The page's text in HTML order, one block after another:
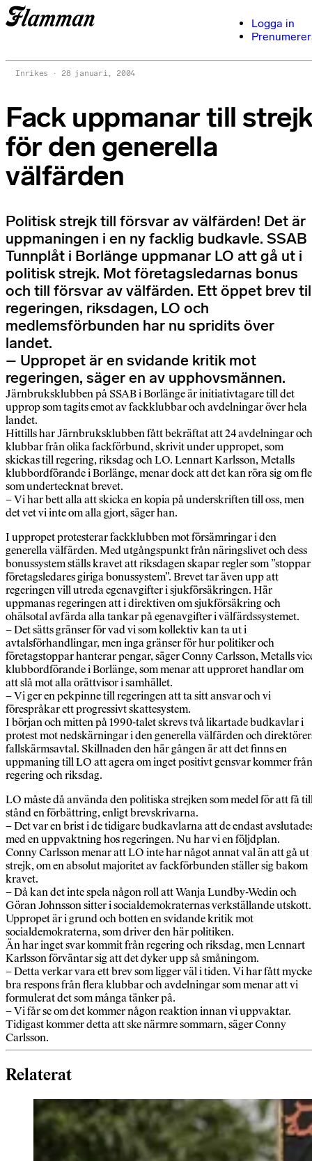
Logga in
Inrikes 28 januari, 2004
Fack uppmanar till
för den generella
välfärden
Politisk strejk till försvar av välfärden! Det är
uppmaningen i en ny facklig budkavle. SSAB
Tunnplåt i Borlänge uppmanar LO att gå ut i
politisk strejk. Mot företagsledarnas bonus
och till försvar av välfärden. Ett öppet brev
regeringen, riksdagen, LO och
medlemsförbunden har nu spridits över
landet.
– Uppropet är en svidande kritik mot
regeringen, säger en av upphovsmännen.
Järnbruksklubben på SSAB i Borlänge är initiativtagare till det
upprop som tagits emot av fackklubbar och avdelningar över hela
landet.
Hittills har Järnbruksklubben fått bekräftat att 24 avdelningar och
klubbar från olika fackförbund, skrivit under uppropet, som
skickas till regering, riksdag och LO. Lennart Karlsson, Metalls
klubbordförande i Borlänge, menar dock att det kan röra sig om
som undertecknat brevet.
– Vi har bett alla att skicka en kopia på underskriften till oss, men
det vet vi inte om alla gjort, säger han.
I uppropet protesterar fackklubben mot försämringar i den
generella välfärden. Med utgångspunkt från näringslivet och dess
bonussystem ställs kravet att riksdagen skapar regler som ”stoppar
företagsledares giriga bonussystem”. Brevet tar även upp att
regeringen vill utreda egenavgifter i sjukförsäkringen. Här
uppmanas regeringen att i direktiven om sjukförsäkring och
ohälsotal avfärda alla tankar på egenavgifter i välfärdssystemet.
– Det sätts gränser för vad vi som kollektiv kan ta ut i
avtalsförhandlingar, men inga gränser för hur politiker och
företagstoppar hanterar pengar, säger Conny Carlsson, Metalls
klubbordförande i Borlänge, som menar att upproret handlar om
att slå mot alla orättvisor i samhället.
– Vi ger en pekpinne till regeringen att ta sitt ansvar och vi
förespråkar ett progressivt skattesystem.
I början och mitten på 1990-talet skrevs två likartade budkavlar i
protest mot nedskärningar i den generella välfärden och
fallskärmsavtal. Skillnaden den här gången är att det finns en
uppmaning till LO att agera om inget positivt gensvar kommer från
regering och riksdag.
LO måste då använda den politiska strejken som medel för att få
stånd en förbättring, enligt brevskrivarna.
– Det var en brist i de tidigare budkavlarna att de endast
med en uppvaktning hos regeringen. Nu har vi en följdplan.
Conny Carlsson menar att LO inte har något annat val än att gå ut
strejk, om en absolut majoritet av fackförbunden ställer sig bakom
kravet.
– Då kan det inte spela någon roll att Wanja Lundby-Wedin och
Göran Johnsson sitter i socialdemokraternas verkställande utskott.
Uppropet är i grund och botten en svidande kritik mot
socialdemokraterna, som driver den här politiken.
Än har inget svar kommit från regering och riksdag, men Lennart
Karlsson förväntar sig att det dyker upp så småningom.
– Detta verkar vara ett brev som ligger väl i tiden. Vi har fått
bra respons från flera klubbar och avdelningar som menar att vi
formulerat det som många tänker på.
– Vi får se om det kommer någon reaktion innan vi uppvaktar.
Tidigast kommer detta att ske närmre sommarn, säger Conny
Carlsson.
Relaterat